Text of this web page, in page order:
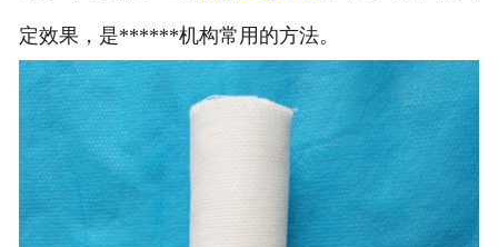
定效果，是******机构常用的方法。